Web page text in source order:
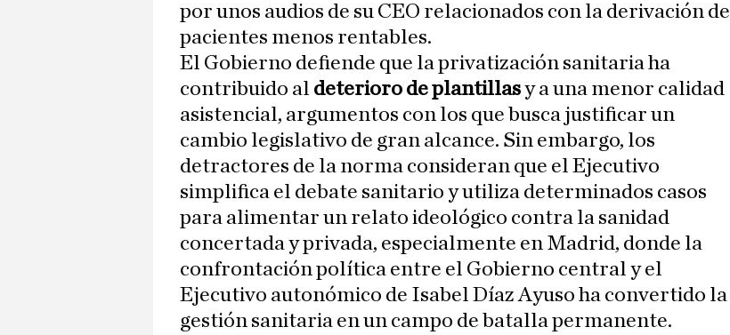
por unos audios de su CEO relacionados con la derivación de
pacientes menos rentables.
El Gobierno defiende que la privatización sanitaria ha
contribuido al deterioro de plantillasy a una menor calidad
asistencial, argumentos con los que busca justificar un
cambio legislativo de gran alcance. Sin embargo, los
detractores de la norma consideran que el Ejecutivo
simplifica el debate sanitario y utiliza determinados casos
para alimentar un relato ideológico contra la sanidad
concertada y privada, especialmente en Madrid, donde la
confrontación política entre el Gobierno central y el
Ejecutivo autonómico de Isabel Díaz Ayuso ha convertido la
gestión sanitaria en un campo de batalla permanente.